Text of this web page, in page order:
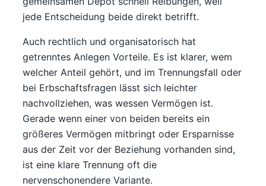
jede Entscheidung beide direkt betrifft.
Auch rechtlich und organisatorisch hat
getrenntes Anlegen Vorteile. Es ist klarer, wem
welcher Anteil gehört, und im Trennungsfall oder
bei Erbschaftsfragen lässt sich leichter
nachvollziehen, was wessen Vermögen ist.
Gerade wenn einer von beiden bereits ein
größeres Vermögen mitbringt oder Ersparnisse
aus der Zeit vor der Beziehung vorhanden sind,
ist eine klare Trennung oft die
nervenschonendere Variante.